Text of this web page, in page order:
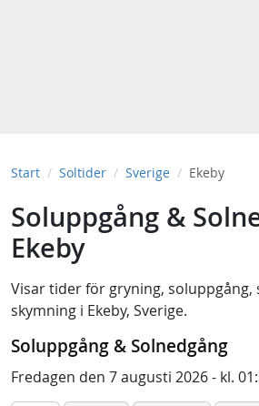
Start Soltider Sverige Ekeby
Soluppgång &
Ekeby
Visar tider för gryning, soluppgång,
skymning i Ekeby, Sverige.
Soluppgång & Solnedgång
Fredagen den 7 augusti 2026 - kl.